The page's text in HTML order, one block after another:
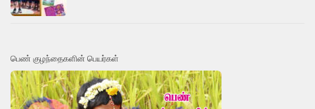
பெண் குழந்தைகளின் பெயர்கள்